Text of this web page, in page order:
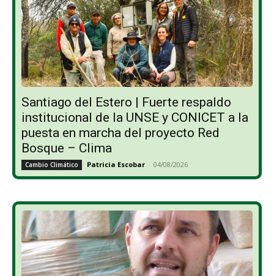
Santiago del Estero | Fuerte respaldo
institucional de la UNSE y CONICET a la
puesta en marcha del proyecto Red
Bosque – Clima
Cambio Climático Patricia Escobar - 04/08/2026